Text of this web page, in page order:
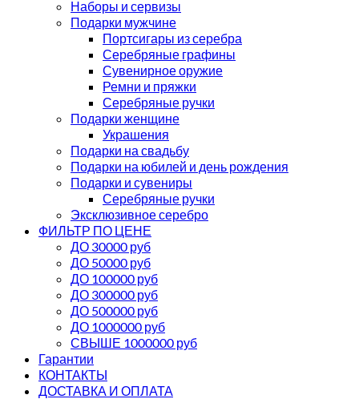
Наборы и сервизы
Подарки мужчине
Портсигары из серебра
Серебряные графины
Сувенирное оружие
Ремни и пряжки
Серебряные ручки
Подарки женщине
Украшения
Подарки на свадьбу
Подарки на юбилей и день рождения
Подарки и сувениры
Серебряные ручки
Эксклюзивное серебро
ФИЛЬТР ПО ЦЕНЕ
ДО 30000 руб
ДО 50000 руб
ДО 100000 руб
ДО 300000 руб
ДО 500000 руб
ДО 1000000 руб
СВЫШЕ 1000000 руб
Гарантии
КОНТАКТЫ
ДОСТАВКА И ОПЛАТА